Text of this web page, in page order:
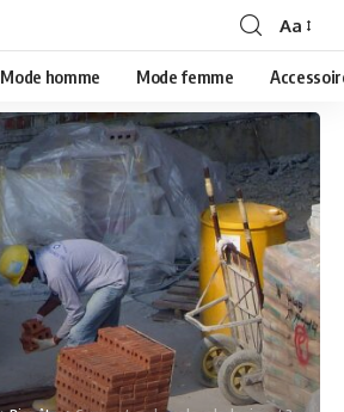
Aa
Mode homme Mode femme